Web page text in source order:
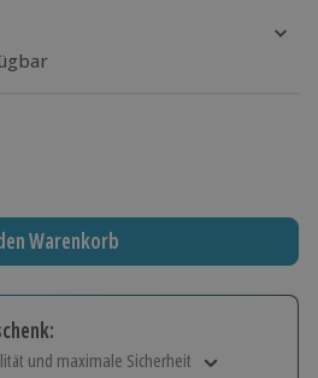
Warenkorb
und maximale Sicherheit